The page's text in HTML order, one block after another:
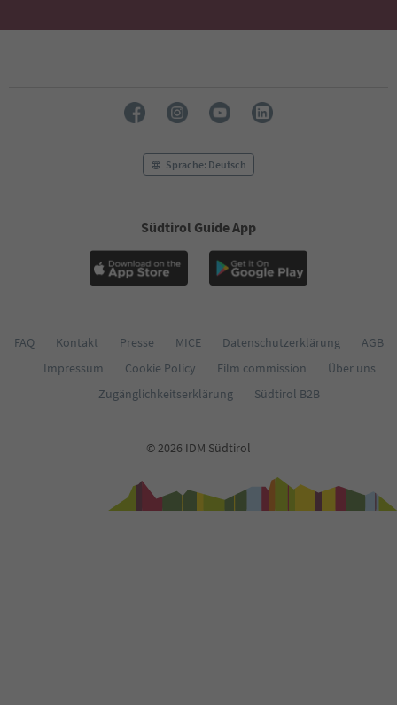
Sprache: Deutsch
Südtirol Guide App
FAQ Kontakt Presse MICE Datenschutzerklärung
AGB
Impressum
Cookie Policy Film commission
Über uns
Zugänglichkeitserklärung
Südtirol B2B
© 2026 IDM Südtirol